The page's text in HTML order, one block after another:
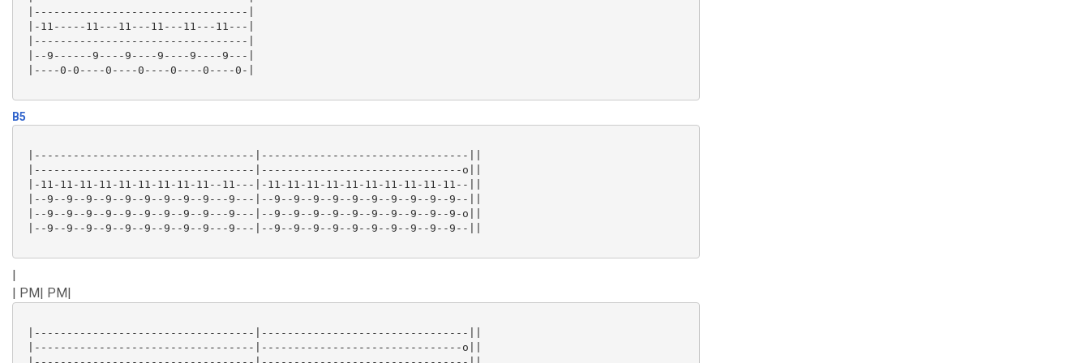
|---------------------------------|
|-11-----11---11---11---11---11---|
|---------------------------------|
|--9------9----9----9----9----9---|
|----0-0----0----0----0----0----0-|
B5
|----------------------------------|--------------------------------||
|----------------------------------|-------------------------------o||
|-11-11-11-11-11-11-11-11-11--11---|-11-11-11-11-11-11-11-11-11-11--||
|--9--9--9--9--9--9--9--9--9---9---|--9--9--9--9--9--9--9--9--9--9--||
|--9--9--9--9--9--9--9--9--9---9---|--9--9--9--9--9--9--9--9--9--9-o||
|--9--9--9--9--9--9--9--9--9---9---|--9--9--9--9--9--9--9--9--9--9--||
|
| PM| PM|
|----------------------------------|--------------------------------||
|----------------------------------|-------------------------------o||